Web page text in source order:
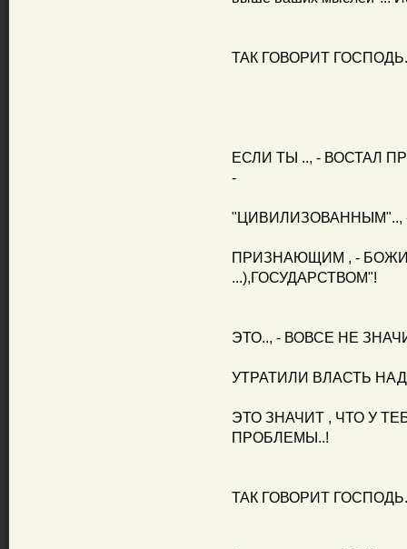
ТАК ГОВОРИТ
ЕСЛИ ТЫ .., - ВОСТАЛ
-
"ЦИВИЛИЗОВАННЫМ"..,
ПРИЗНАЮЩИМ , -
...),ГОСУДАРСТВОМ"!
ЭТО.., - ВОВСЕ НЕ
УТРАТИЛИ ВЛАСТЬ
ЭТО ЗНАЧИТ , ЧТО У
ПРОБЛЕМЫ..!
ТАК ГОВОРИТ